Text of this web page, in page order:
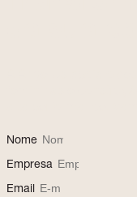
Nome
Empresa
Email